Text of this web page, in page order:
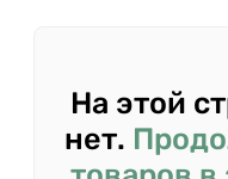
На этой
нет.